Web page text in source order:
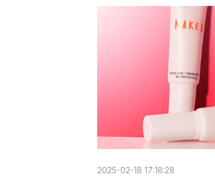
2025-02-18 17:18:28